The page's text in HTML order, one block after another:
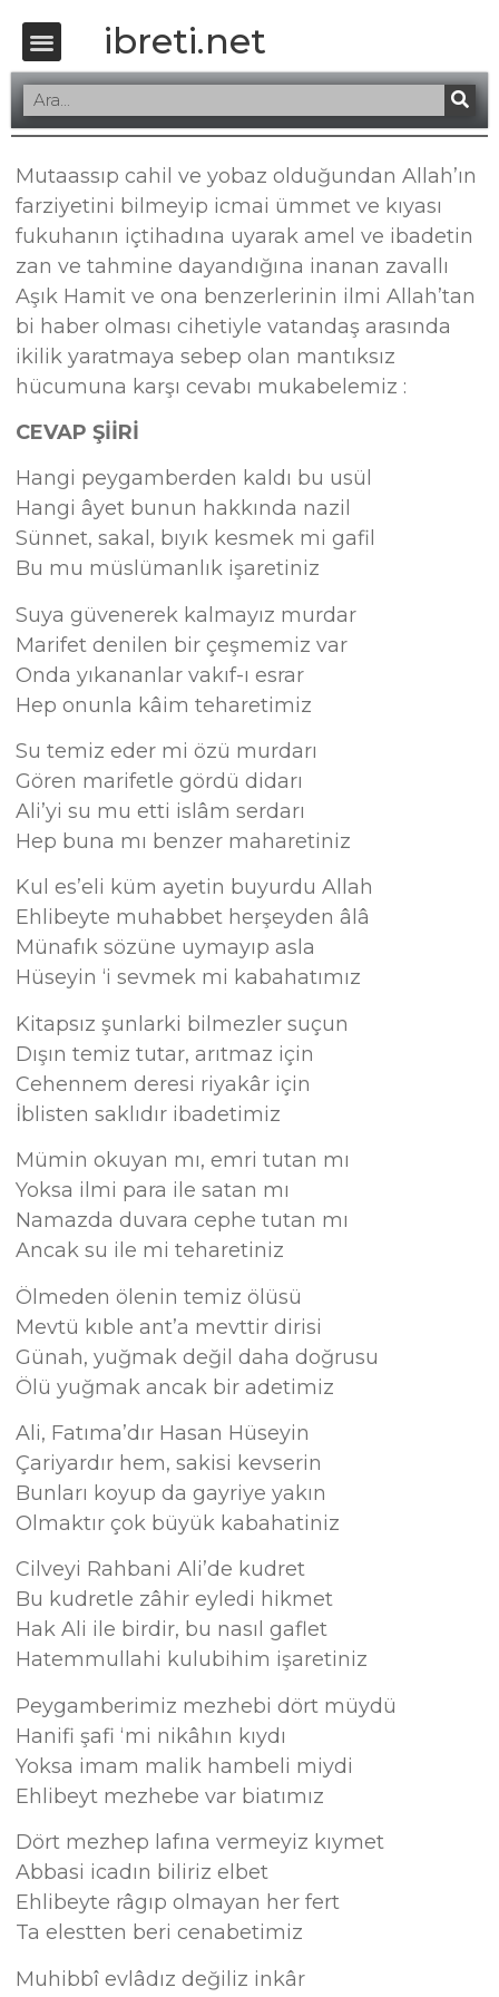
ibreti.net
Mutaassıp cahil ve yobaz olduğundan Allah’ın
farziyetini bilmeyip icmai ümmet ve kıyası
fukuhanın içtihadına uyarak amel ve ibadetin
zan ve tahmine dayandığına inanan zavallı
Aşık Hamit ve ona benzerlerinin ilmi Allah’tan
bi haber olması cihetiyle vatandaş arasında
ikilik yaratmaya sebep olan mantıksız
hücumuna karşı cevabı mukabelemiz :
CEVAP ŞİİRİ
Hangi peygamberden kaldı bu usül
Hangi âyet bunun hakkında nazil
Sünnet, sakal, bıyık kesmek mi gafil
Bu mu müslümanlık işaretiniz
Suya güvenerek kalmayız murdar
Marifet denilen bir çeşmemiz var
Onda yıkananlar vakıf-ı esrar
Hep onunla kâim teharetimiz
Su temiz eder mi özü murdarı
Gören marifetle gördü didarı
Ali’yi su mu etti islâm serdarı
Hep buna mı benzer maharetiniz
Kul es’eli küm ayetin buyurdu Allah
Ehlibeyte muhabbet herşeyden âlâ
Münafık sözüne uymayıp asla
Hüseyin ‘i sevmek mi kabahatımız
Kitapsız şunlarki bilmezler suçun
Dışın temiz tutar, arıtmaz için
Cehennem deresi riyakâr için
İblisten saklıdır ibadetimiz
Mümin okuyan mı, emri tutan mı
Yoksa ilmi para ile satan mı
Namazda duvara cephe tutan mı
Ancak su ile mi teharetiniz
Ölmeden ölenin temiz ölüsü
Mevtü kıble ant’a mevttir dirisi
Günah, yuğmak değil daha doğrusu
Ölü yuğmak ancak bir adetimiz
Ali, Fatıma’dır Hasan Hüseyin
Çariyardır hem, sakisi kevserin
Bunları koyup da gayriye yakın
Olmaktır çok büyük kabahatiniz
Cilveyi Rahbani Ali’de kudret
Bu kudretle zâhir eyledi hikmet
Hak Ali ile birdir, bu nasıl gaflet
Hatemmullahi kulubihim işaretiniz
Peygamberimiz mezhebi dört müydü
Hanifi şafi ‘mi nikâhın kıydı
Yoksa imam malik hambeli miydi
Ehlibeyt mezhebe var biatımız
Dört mezhep lafına vermeyiz kıymet
Abbasi icadın biliriz elbet
Ehlibeyte râgıp olmayan her fert
Ta elestten beri cenabetimiz
Muhibbî evlâdız değiliz inkâr